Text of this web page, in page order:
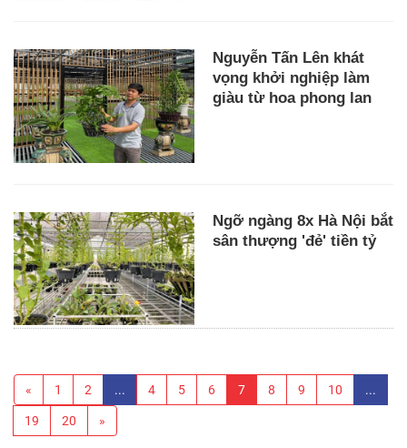
Nguyễn Tấn Lên khát
vọng khởi nghiệp làm
giàu từ hoa phong lan
Ngỡ ngàng 8x Hà Nội bắt
sân thượng 'đẻ' tiền tỷ
« 1 2 ... 4 5 6 7 8 9 10 ...
19 20 »